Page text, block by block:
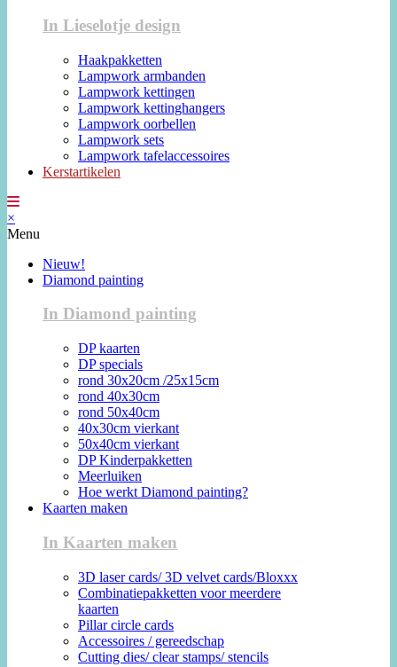
In Lieselotje design
Haakpakketten
Lampwork armbanden
Lampwork kettingen
Lampwork kettinghangers
Lampwork oorbellen
Lampwork sets
Lampwork tafelaccessoires
Kerstartikelen
×
Menu
Nieuw!
Diamond painting
In Diamond painting
DP kaarten
DP specials
rond 30x20cm /25x15cm
rond 40x30cm
rond 50x40cm
40x30cm vierkant
50x40cm vierkant
DP Kinderpakketten
Meerluiken
Hoe werkt Diamond painting?
Kaarten maken
In Kaarten maken
3D laser cards/ 3D velvet cards/Bloxxx
Combinatiepakketten voor meerdere
kaarten
Pillar circle cards
Accessoires / gereedschap
Cutting dies/ clear stamps/ stencils